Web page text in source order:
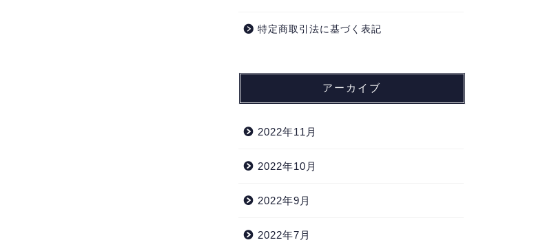
特定商取引法に基づく表記
アーカイブ
2022年11月
2022年10月
2022年9月
2022年7月